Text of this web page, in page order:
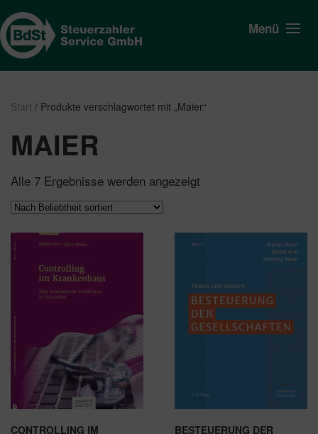
Menü
Start / Produkte verschlagwortet mit „Maier“
MAIER
Alle 7 Ergebnisse werden angezeigt
CONTROLLING IM
BESTEUERUNG DER